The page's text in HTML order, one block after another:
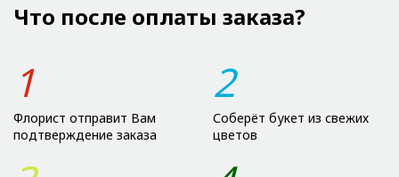
Что после оплаты заказа?
1
Флорист отправит Вам
подтверждение заказа
2
Соберёт букет из свежих
цветов